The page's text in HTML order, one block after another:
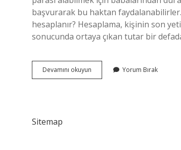
başvurarak bu haktan faydalanabilirler.
hesaplanır? Hesaplama, kişinin son
sonucunda ortaya çıkan tutar bir
Devamını okuyun
Ceyiz
Yorum Bırak
Sitemap